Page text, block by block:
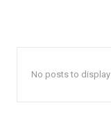
No posts to display